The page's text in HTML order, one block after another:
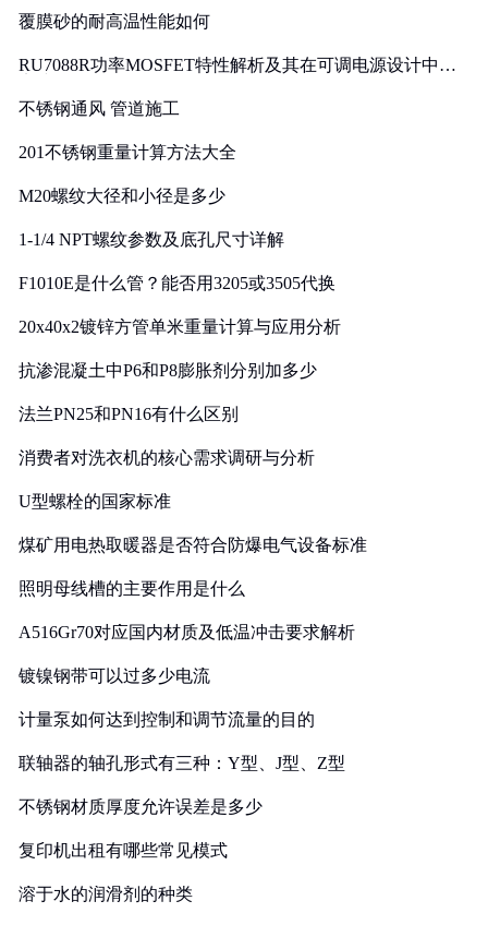
覆膜砂的耐高温性能如何
RU7088R功率MOSFET特性解析及其在可调电源设计中的
不锈钢通风 管道施工
201不锈钢重量计算方法大全
M20螺纹大径和小径是多少
1-1/4 NPT螺纹参数及底孔尺寸详解
F1010E是什么管？能否用3205或3505代换
20x40x2镀锌方管单米重量计算与应用分析
抗渗混凝土中P6和P8膨胀剂分别加多少
法兰PN25和PN16有什么区别
消费者对洗衣机的核心需求调研与分析
U型螺栓的国家标准
煤矿用电热取暖器是否符合防爆电气设备标准
照明母线槽的主要作用是什么
A516Gr70对应国内材质及低温冲击要求解析
镀镍钢带可以过多少电流
计量泵如何达到控制和调节流量的目的
联轴器的轴孔形式有三种：Y型、J型、Z型
不锈钢材质厚度允许误差是多少
复印机出租有哪些常见模式
溶于水的润滑剂的种类